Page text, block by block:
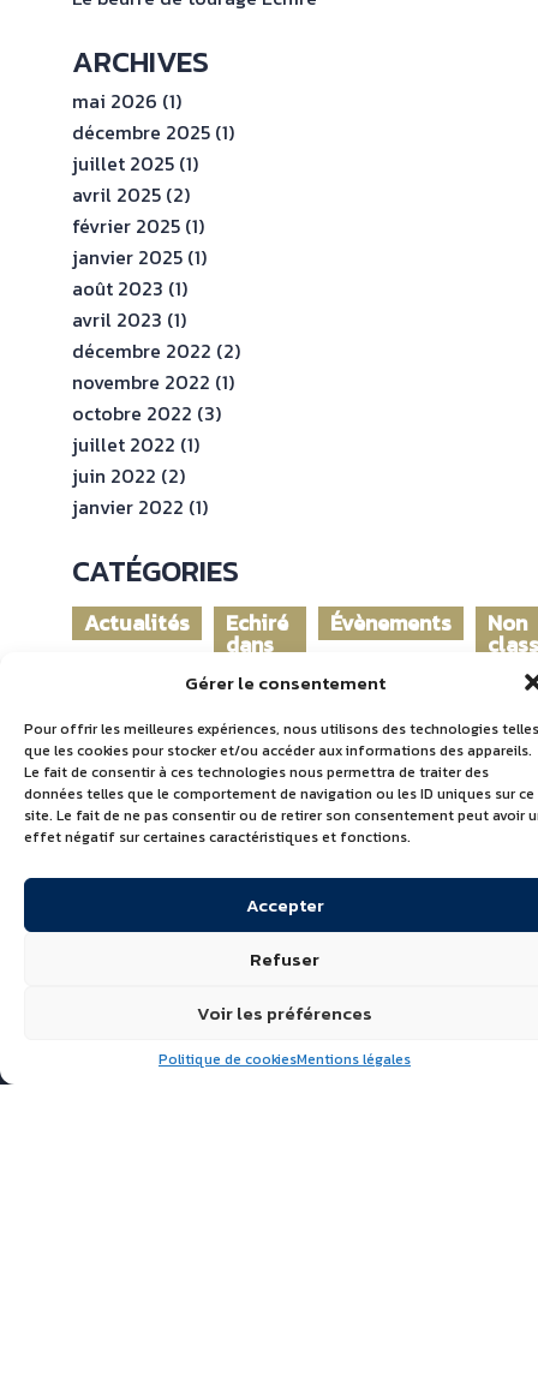
Gérer le consentement
Pour offrir les meilleures expériences, nous utilisons des technologies telles
que les cookies pour stocker et/ou accéder aux informations des appareils.
Le fait de consentir à ces technologies nous permettra de traiter des
données telles que le comportement de navigation ou les ID uniques sur ce
site. Le fait de ne pas consentir ou de retirer son consentement peut avoir
effet négatif sur certaines caractéristiques et fonctions.
Accepter
Refuser
Voir les préférences
Politique de cookiesMentions légales
ARCHIVES
mai 2026 (1)
décembre 2025 (1)
juillet 2025 (1)
avril 2025 (2)
février 2025 (1)
janvier 2025 (1)
août 2023 (1)
avril 2023 (1)
décembre 2022 (2)
novembre 2022 (1)
octobre 2022 (3)
juillet 2022 (1)
juin 2022 (2)
janvier 2022 (1)
CATÉGORIES
Actualités Echiré
dans
monde
Évènements Non